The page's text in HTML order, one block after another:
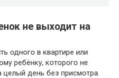
не выходит на
одного в квартире или
ребёнку, которого не
целый день без присмотра.